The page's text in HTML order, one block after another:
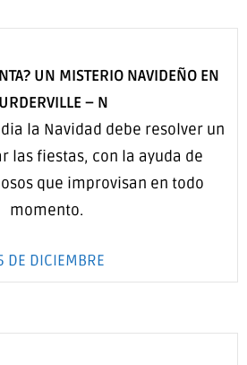
UN MISTERIO NAVIDEÑO EN
–N
la Navidad debe resolver un
las fiestas, con la ayuda de
que improvisan en todo
momento.
DE DICIEMBRE